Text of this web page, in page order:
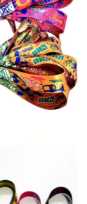
Senhora do
Jácom varios
um local para
da sua
Senhora do
Você chegou ao
para que você
realidade da sua